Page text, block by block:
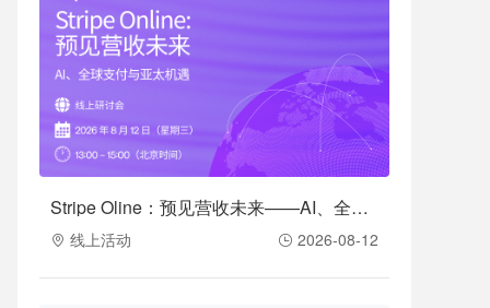
Stripe Oline：预见营收未来——AI、全球支付与亚太机遇（2026-08-12）
线上活动 2026-08-12